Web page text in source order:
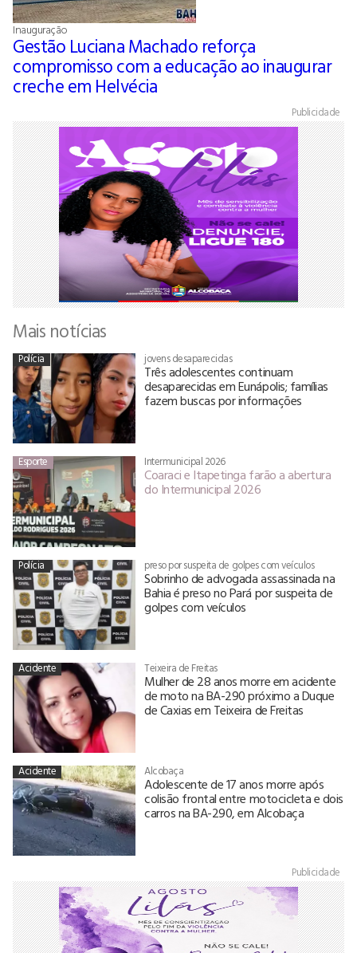
Inauguração
Gestão Luciana Machado reforça
compromisso com a educação ao inaugurar
creche em Helvécia
Publicidade
Mais notícias
Polícia jovens desaparecidas
Três adolescentes continuam
desaparecidas em Eunápolis; famílias
fazem buscas por informações
Esporte Intermunicipal 2026
Coaraci e Itapetinga farão a abertura
do Intermunicipal 2026
Polícia preso por suspeita de golpes com veículos
Sobrinho de advogada assassinada na
Bahia é preso no Pará por suspeita de
golpes com veículos
Acidente Teixeira de Freitas
Mulher de 28 anos morre em acidente
de moto na BA-290 próximo a Duque
de Caxias em Teixeira de Freitas
Acidente Alcobaça
Adolescente de 17 anos morre após
colisão frontal entre motocicleta e dois
carros na BA-290, em Alcobaça
Publicidade